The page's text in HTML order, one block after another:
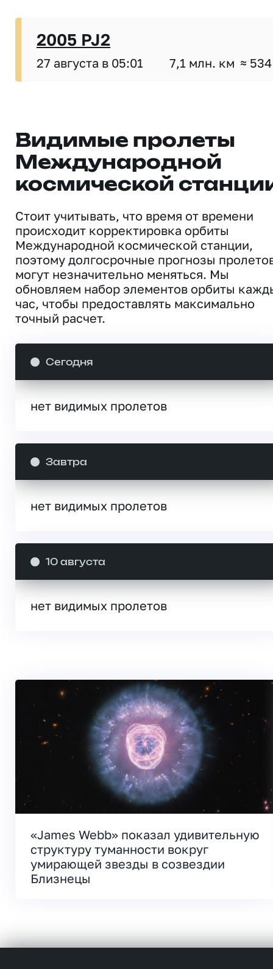
2005 PJ2
27 августа в 05:01 7,1 млн. км ≈
Видимые пролеты
Международной
космической
Стоит учитывать, что время от времени
происходит корректировка орбиты
Международной космической станции,
поэтому долгосрочные прогнозы
могут незначительно меняться. Мы
обновляем набор элементов орбиты
час, чтобы предоставлять максимально
точный расчет.
Сегодня
нет видимых пролетов
Завтра
нет видимых пролетов
10 августа
нет видимых пролетов
«James Webb» показал удивительную
структуру туманности вокруг
умирающей звезды в созвездии
Близнецы